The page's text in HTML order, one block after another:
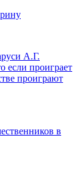
А.Г.
если проиграет
проиграют
в